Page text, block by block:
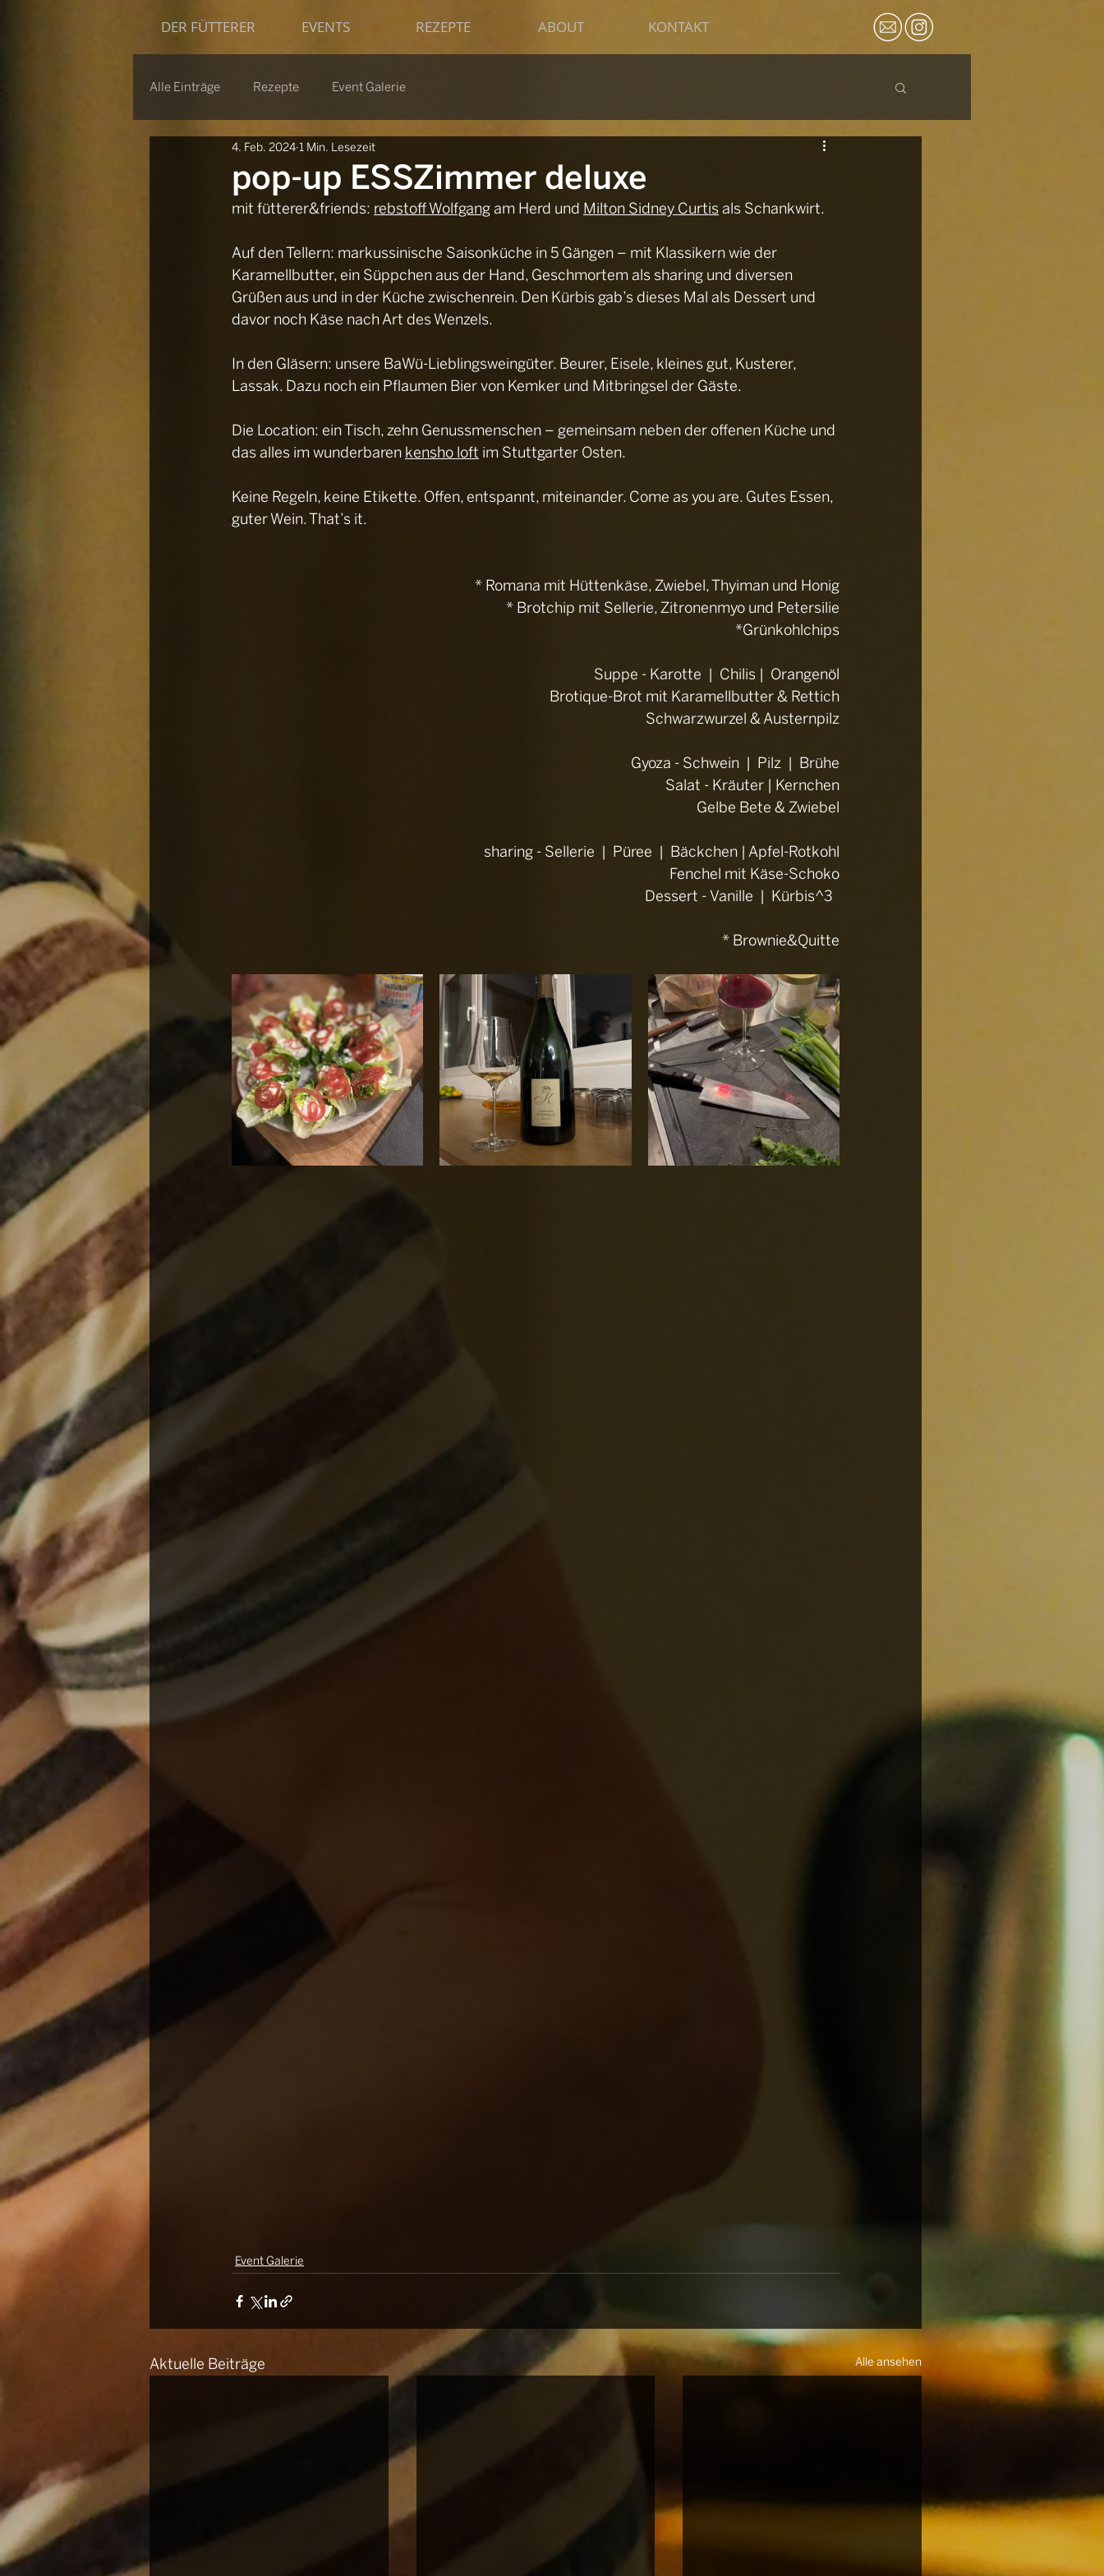
DER FÜTTERER EVENTS REZEPTE ABOUT KONTAKT
Alle Einträge Rezepte Event Galerie
pop-up ESSZimmer deluxe
4. Feb. 2024 1 Min. Lesezeit
mit fütterer&friends: rebstoff Wolfgang am Herd und Milton Sidney Curtis als Schankwirt.
Auf den Tellern: markussinische Saisonküche in 5 Gängen – mit Klassikern wie der
Karamellbutter, ein Süppchen aus der Hand, Geschmortem als sharing und diversen
Grüßen aus und in der Küche zwischenrein. Den Kürbis gab’s dieses Mal als Dessert und
davor noch Käse nach Art des Wenzels.
In den Gläsern: unsere BaWü-Lieblingsweingüter. Beurer, Eisele, kleines gut, Kusterer,
Lassak. Dazu noch ein Pflaumen Bier von Kemker und Mitbringsel der Gäste.
Die Location: ein Tisch, zehn Genussmenschen – gemeinsam neben der offenen Küche und
das alles im wunderbaren kensho loft im Stuttgarter Osten.
Keine Regeln, keine Etikette. Offen, entspannt, miteinander. Come as you are. Gutes Essen,
guter Wein. That’s it.
* Romana mit Hüttenkäse, Zwiebel, Thyiman und Honig
* Brotchip mit Sellerie, Zitronenmyo und Petersilie
*Grünkohlchips
Suppe - Karotte  |  Chilis |  Orangenöl
Brotique-Brot mit Karamellbutter & Rettich
Schwarzwurzel & Austernpilz
Gyoza - Schwein  |  Pilz  |  Brühe
Salat - Kräuter | Kernchen
Gelbe Bete & Zwiebel
sharing - Sellerie  |  Püree  |  Bäckchen | Apfel-Rotkohl
Fenchel mit Käse-Schoko
Dessert - Vanille  |  Kürbis^3
* Brownie&Quitte
Event Galerie
Aktuelle Beiträge Alle ansehen